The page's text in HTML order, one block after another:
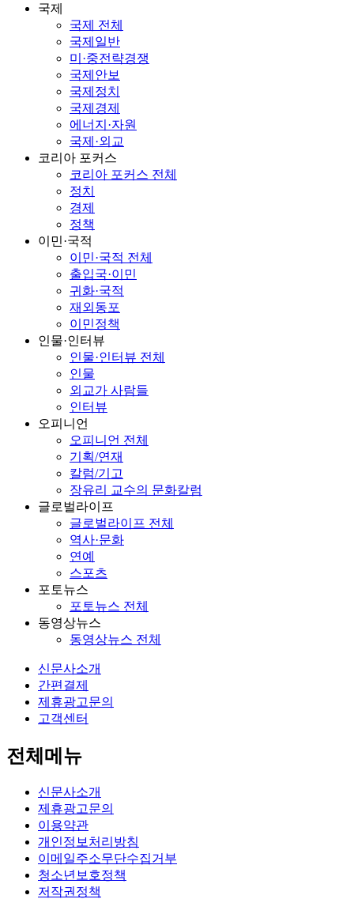
국제
국제 전체
국제일반
미·중전략경쟁
국제안보
국제정치
국제경제
에너지·자원
국제·외교
코리아 포커스
코리아 포커스 전체
정치
경제
정책
이민·국적
이민·국적 전체
출입국·이민
귀화·국적
재외동포
이민정책
인물·인터뷰
인물·인터뷰 전체
인물
외교가 사람들
인터뷰
오피니언
오피니언 전체
기획/연재
칼럼/기고
장유리 교수의 문화칼럼
글로벌라이프
글로벌라이프 전체
역사·문화
연예
스포츠
포토뉴스
포토뉴스 전체
동영상뉴스
동영상뉴스 전체
신문사소개
간편결제
제휴광고문의
고객센터
전체메뉴
신문사소개
제휴광고문의
이용약관
개인정보처리방침
이메일주소무단수집거부
청소년보호정책
저작권정책